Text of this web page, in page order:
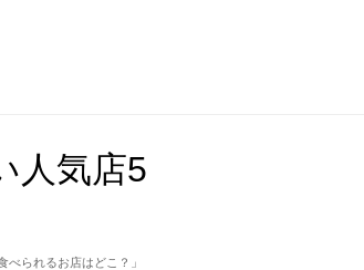
人気店5
られるお店はどこ？」